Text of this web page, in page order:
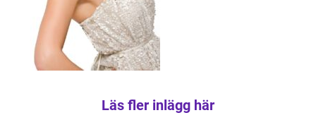
Läs fler inlägg här